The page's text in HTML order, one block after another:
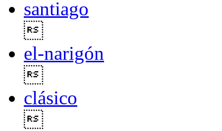
santiago
el-narigón
clásico